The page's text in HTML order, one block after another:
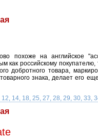
похоже на английское
как российскому покупателю,
добротного товара,
знака, делает его
14, 18, 25, 27, 28, 29, 30, 33,